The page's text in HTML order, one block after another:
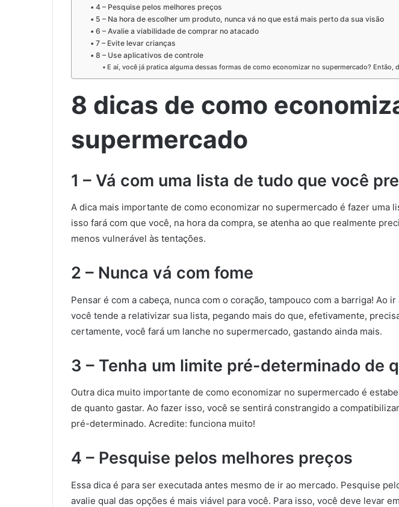
4 – Pesquise pelos melhores preços
5 – Na hora de escolher um produto, nunca vá no que está mais perto da sua visão
6 – Avalie a viabilidade de comprar no atacado
7 – Evite levar crianças
8 – Use aplicativos de controle
E aí, você já pratica alguma dessas formas de como economizar no supermercado? Então,
8 dicas de como
supermercado
1 – Vá com uma lista de tudo que você
A dica mais importante de como economizar no supermercado é fazer uma
isso fará com que você, na hora da compra, se atenha ao que realmente
menos vulnerável às tentações.
2 – Nunca vá com fome
Pensar é com a cabeça, nunca com o coração, tampouco com a barriga! Ao
você tende a relativizar sua lista, pegando mais do que, efetivamente,
certamente, você fará um lanche no supermercado, gastando ainda mais.
3 – Tenha um limite pré-determinado de
Outra dica muito importante de como economizar no supermercado é
de quanto gastar. Ao fazer isso, você se sentirá constrangido a
pré-determinado. Acredite: funciona muito!
4 – Pesquise pelos melhores preços
Essa dica é para ser executada antes mesmo de ir ao mercado. Pesquise
avalie qual das opções é mais viável para você. Para isso, você deve levar